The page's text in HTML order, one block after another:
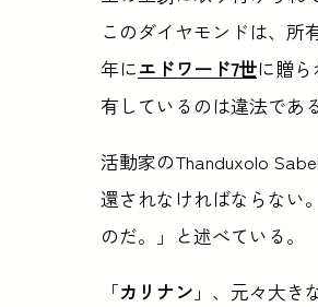
このダイヤモンドは、所
年にエドワード7世に贈
有しているのは違法であ
活動家のThanduxolo
還されなければならない
のだ。」と述べている。
「カリナン 」、元々大き